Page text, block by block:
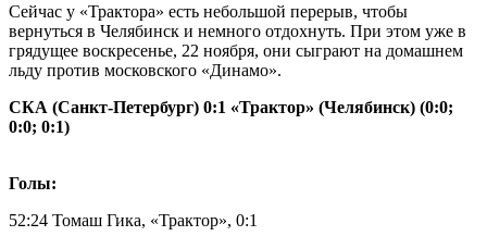
Сейчас у «Трактора» есть небольшой перерыв, чтобы
вернуться в Челябинск и немного отдохнуть. При этом уже в
грядущее воскресенье, 22 ноября, они сыграют на домашнем
льду против московского «Динамо».
СКА (Санкт-Петербург) 0:1 «Трактор» (Челябинск) (0:0;
0:0; 0:1)
Голы:
52:24 Томаш Гика, «Трактор», 0:1